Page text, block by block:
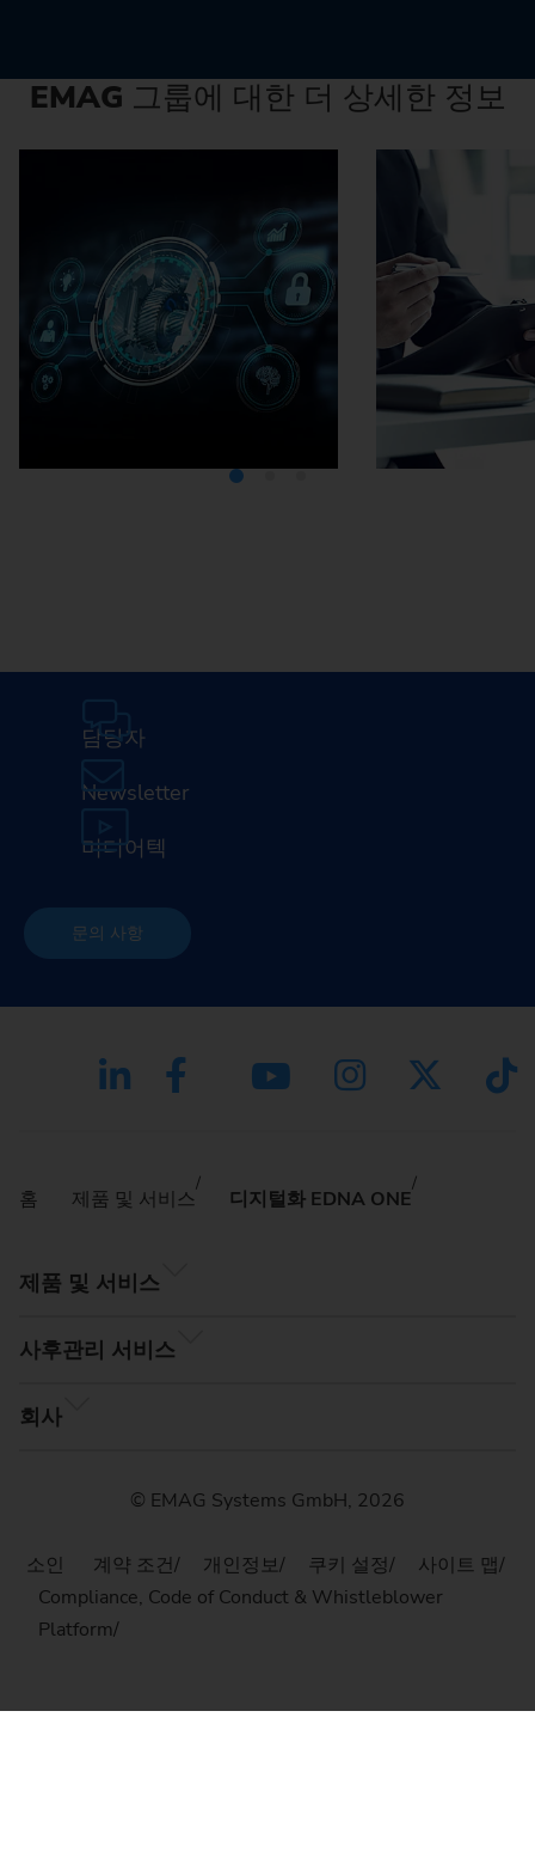
EMAG 그룹에 대한 더 상세한 정보
담당자
Newsletter
미디어텍
문의 사항
홈 제품 및 서비스 디지털화 EDNA ONE
제품 및 서비스
사후관리 서비스
회사
© EMAG Systems GmbH, 2026
소인 계약 조건 개인정보 쿠키 설정
사이트 맵
Compliance, Code of Conduct & Whistleblower
Platform